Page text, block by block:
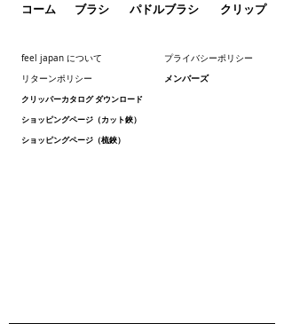
コーム ブラシ パドルブラシ クリップ
feel japan について
リターンポリシー
プライバシーポリシー
メンバーズ
クリッパーカタログ ダウンロード
ショッピングページ（カット鋏）
ショッピングページ（梳鋏）